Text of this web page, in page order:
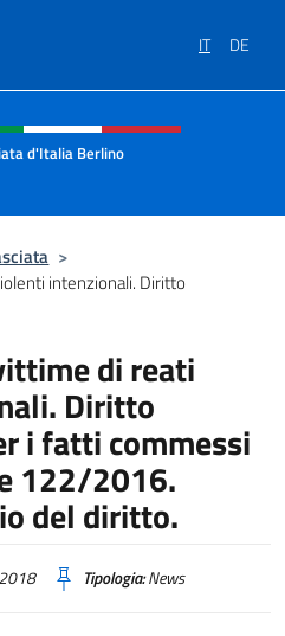
IT DE
social e menù
d'Italia Berlino
>
intenzionali. Diritto
di reati
Diritto
i fatti commessi
122/2016.
del diritto.
Tipologia:News